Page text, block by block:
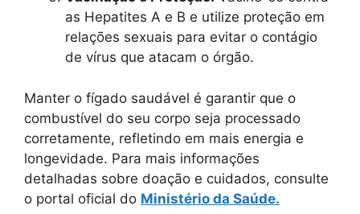
as Hepatites A e B e utilize proteção em
relações sexuais para evitar o contágio
de vírus que atacam o órgão.
Manter o fígado saudável é garantir que o
combustível do seu corpo seja processado
corretamente, refletindo em mais energia e
longevidade. Para mais informações
detalhadas sobre doação e cuidados, consulte
o portal oficial do Ministério da Saúde.